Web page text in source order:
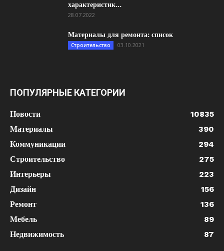
характеристик...
28.07.2022
Материалы для ремонта: список
Строительство 03.10.2021
ПОПУЛЯРНЫЕ КАТЕГОРИИ
Новости
10835
Материалы
390
Коммуникации
294
Строительство
275
Интерьеры
223
Дизайн
156
Ремонт
136
Мебель
89
Недвижимость
87